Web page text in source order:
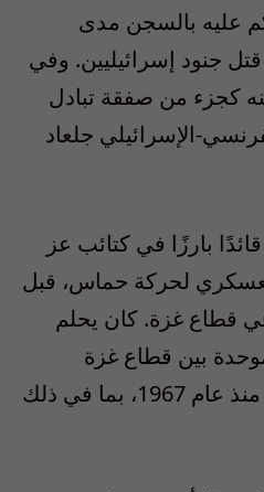
عليه بالسجن مدى
جنود إسرائيليين. وفي
عنه كجزء من صفقة تبادل
الإسرائيلي جلعاد
بارزًا في كتائب عز
لحركة حماس، قبل
قطاع غزة. كان يحلم
بين قطاع غزة
والضفة الغربية المحتلة منذ عام 1967، بما في ذلك